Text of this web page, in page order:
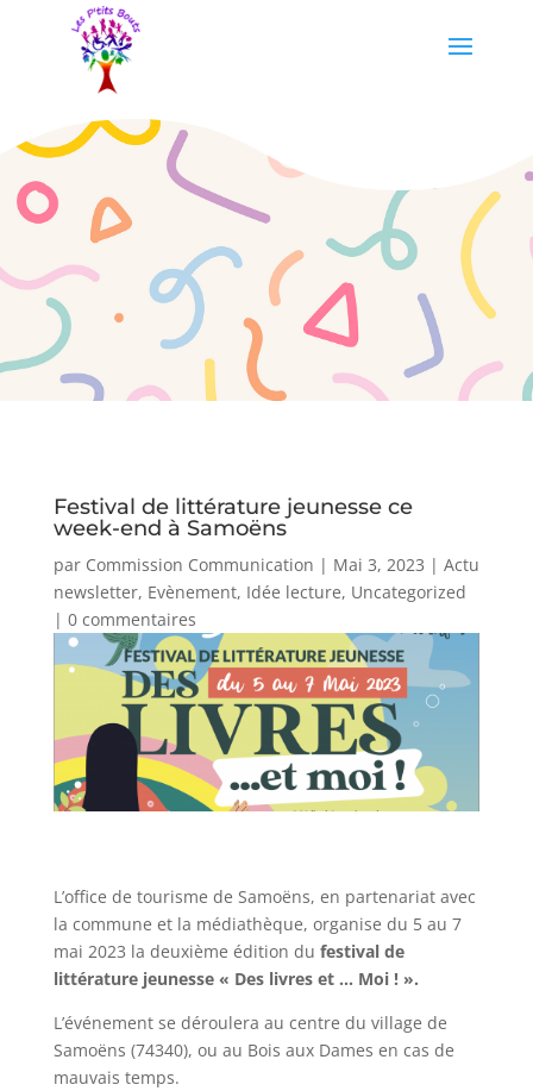
Festival de littérature jeunesse ce
week-end à Samoëns
par Commission Communication | Mai 3, 2023 | Actu
newsletter, Evènement, Idée lecture, Uncategorized
| 0 commentaires
L’office de tourisme de Samoëns, en partenariat avec
la commune et la médiathèque, organise du 5 au 7
mai 2023 la deuxième édition du festival de
littérature jeunesse « Des livres et … Moi ! ».
L’événement se déroulera au centre du village de
Samoëns (74340), ou au Bois aux Dames en cas de
mauvais temps.